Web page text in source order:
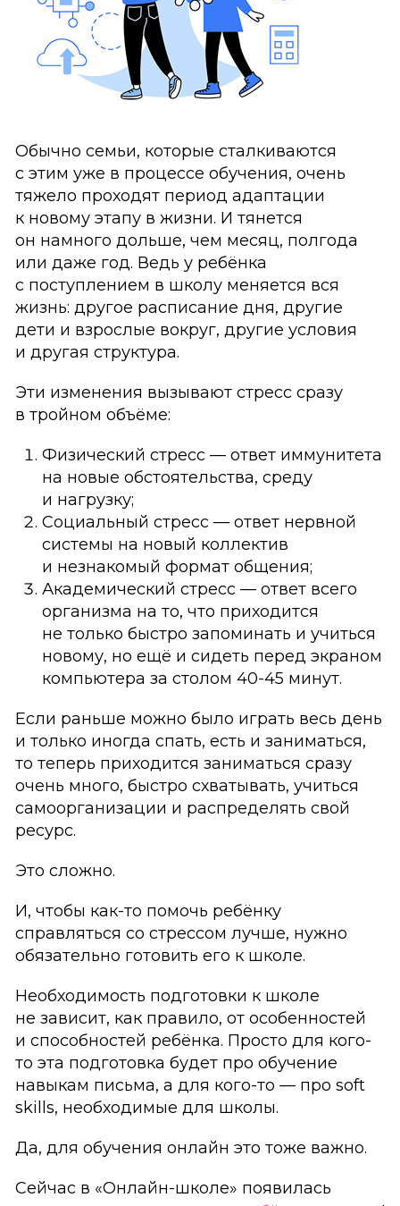
Обычно семьи, которые сталкиваются
с этим уже в процессе обучения, очень
тяжело проходят период адаптации
к новому этапу в жизни. И тянется
он намного дольше, чем месяц, полгода
или даже год. Ведь у ребёнка
с поступлением в школу меняется вся
жизнь: другое расписание дня, другие
дети и взрослые вокруг, другие условия
и другая структура.
Эти изменения вызывают стресс сразу
в тройном объёме:
Физический стресс — ответ иммунитета
на новые обстоятельства, среду
и нагрузку;
Социальный стресс — ответ нервной
системы на новый коллектив
и незнакомый формат общения;
Академический стресс — ответ всего
организма на то, что приходится
не только быстро запоминать и учиться
новому, но ещё и сидеть перед экраном
компьютера за столом 40-45 минут.
Если раньше можно было играть весь день
и только иногда спать, есть и заниматься,
то теперь приходится заниматься сразу
очень много, быстро схватывать, учиться
самоорганизации и распределять свой
ресурс.
Это сложно.
И, чтобы как-то помочь ребёнку
справляться со стрессом лучше, нужно
обязательно готовить его к школе.
Необходимость подготовки к школе
не зависит, как правило, от особенностей
и способностей ребёнка. Просто для кого-
то эта подготовка будет про обучение
навыкам письма, а для кого-то — про soft
skills, необходимые для школы.
Да, для обучения онлайн это тоже важно.
Сейчас в «Онлайн-школе» появилась